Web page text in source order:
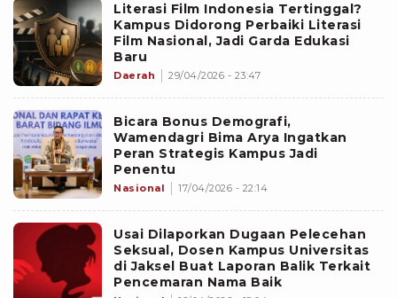
Literasi Film Indonesia Tertinggal?
Kampus Didorong Perbaiki Literasi
Film Nasional, Jadi Garda Edukasi
Baru
Daerah 29/04/2026 - 23:47
Bicara Bonus Demografi,
Wamendagri Bima Arya Ingatkan
Peran Strategis Kampus Jadi
Penentu
Nasional 17/04/2026 - 22:14
Usai Dilaporkan Dugaan Pelecehan
Seksual, Dosen Kampus Universitas
di Jaksel Buat Laporan Balik Terkait
Pencemaran Nama Baik